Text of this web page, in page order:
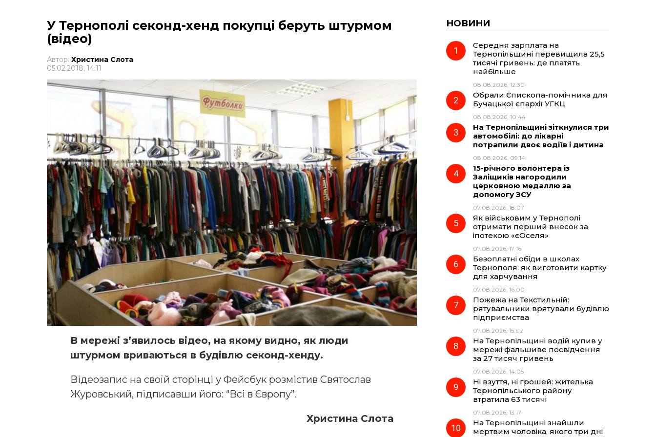
У Тернополі секонд-хенд покупці беруть штурмом
(відео)
Автор: Христина Слота
05.02.2018, 14:11
В мережі з’явилось відео, на якому видно, як люди
штурмом вриваються в будівлю секонд-хенду.
Відеозапис на своїй сторінці у Фейсбук розмістив Святослав
Журовський, підписавши його: “Всі в Європу”.
Христина Слота
НОВИНИ
Середня зарплата на
Тернопільщині перевищила 25,5
тисячі гривень: де платять
найбільше
08.08.2026, 12:30
Обрали Єпископа-помічника для
Бучацької єпархії УГКЦ
08.08.2026, 10:44
На Тернопільщині зіткнулися три
автомобілі: до лікарні
потрапили двоє водіїв і дитина
08.08.2026, 09:14
15-річного волонтера із
Заліщиків нагородили
церковною медаллю за
допомогу ЗСУ
07.08.2026, 18:07
Як військовим у Тернополі
отримати перший внесок за
іпотекою «єОселя»
07.08.2026, 17:16
Безоплатні обіди в школах
Тернополя: як виготовити картку
для харчування
07.08.2026, 16:00
Пожежа на Текстильній:
рятувальники врятували будівлю
підприємства
07.08.2026, 15:02
На Тернопільщині водій купив у
мережі фальшиве посвідчення
за 27 тисяч гривень
07.08.2026, 14:05
Ні взуття, ні грошей: жителька
Тернопільського району
втратила 63 тисячі
07.08.2026, 13:17
На Тернопільщині знайшли
мертвим чоловіка, якого три дні